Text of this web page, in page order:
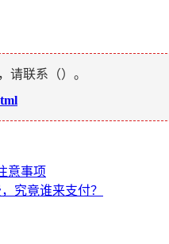
请联系（）。
意事项
究竟谁来支付？